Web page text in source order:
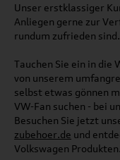
Unser erstklassiger
Anliegen gerne zur
rundum zufrieden sind.
Tauchen Sie ein in die
von unserem
selbst etwas gönnen
VW-Fan suchen - bei
Besuchen Sie jetzt
zubehoer.de und
Volkswagen Produkten.